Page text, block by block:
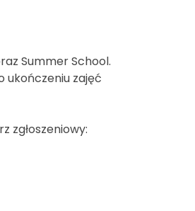
Summer School.
ukończeniu zajęć
zgłoszeniowy: